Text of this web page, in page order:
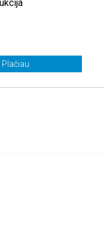
Plačiau